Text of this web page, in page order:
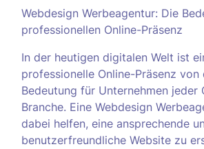
Webdesign Werbeagentur: Die
professionellen Online-Präsenz
In der heutigen digitalen Welt ist
professionelle Online-Präsenz von
Bedeutung für Unternehmen jeder
Branche. Eine Webdesign
dabei helfen, eine ansprechende
benutzerfreundliche Website zu